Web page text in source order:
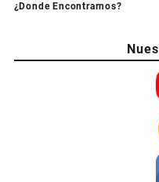
¿Donde Encontrarnos?